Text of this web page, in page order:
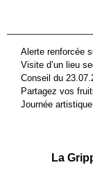
Alerte renforcée
Visite d’un lieu
Conseil du
Partagez vos
Journée
La